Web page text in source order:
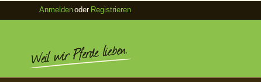
Anmeldenoder Registrieren